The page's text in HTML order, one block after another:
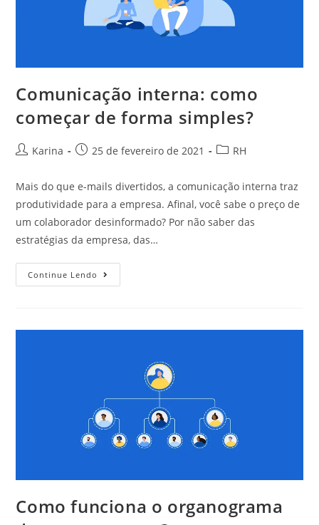
Comunicação interna: como
começar de forma simples?
Karina 25 de fevereiro de 2021 RH
Mais do que e-mails divertidos, a comunicação interna traz
produtividade para a empresa. Afinal, você sabe o preço de
um colaborador desinformado? Por não saber das
estratégias da empresa, das…
Continue Lendo
Como funciona o organograma